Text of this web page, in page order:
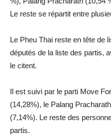
Le reste se répartit entre
Le Pheu Thai reste en tête de
députés de la liste des partis,
le citent.
Il est suivi par le parti Move
(14,28%), le Palang
(7,14%). Le reste des
partis.